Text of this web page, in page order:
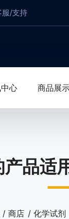
服/支持
心 商品展
产品适
商店 化学试剂